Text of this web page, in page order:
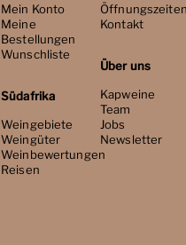
Mein Konto
Meine
Bestellungen
Wunschliste
Südafrika
Weingebiete
Weingüter
Weinbewertungen
Reisen
Kontakt
Über uns
Kapweine
Team
Jobs
Newsletter